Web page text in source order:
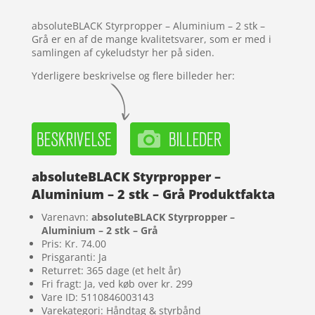
ømmels
er
absoluteBLACK Styrpropper – Aluminium – 2 stk –
Grå er en af de mange kvalitetsvarer, som er med i
samlingen af cykeludstyr her på siden.
Yderligere beskrivelse og flere billeder her:
absoluteBLACK Styrpropper –
Aluminium – 2 stk – Grå Produktfakta
Varenavn: absoluteBLACK Styrpropper –
Aluminium – 2 stk – Grå
Pris: Kr. 74.00
Prisgaranti: Ja
Returret: 365 dage (et helt år)
Fri fragt: Ja, ved køb over kr. 299
Vare ID: 5110846003143
Varekategori: Håndtag & styrbånd